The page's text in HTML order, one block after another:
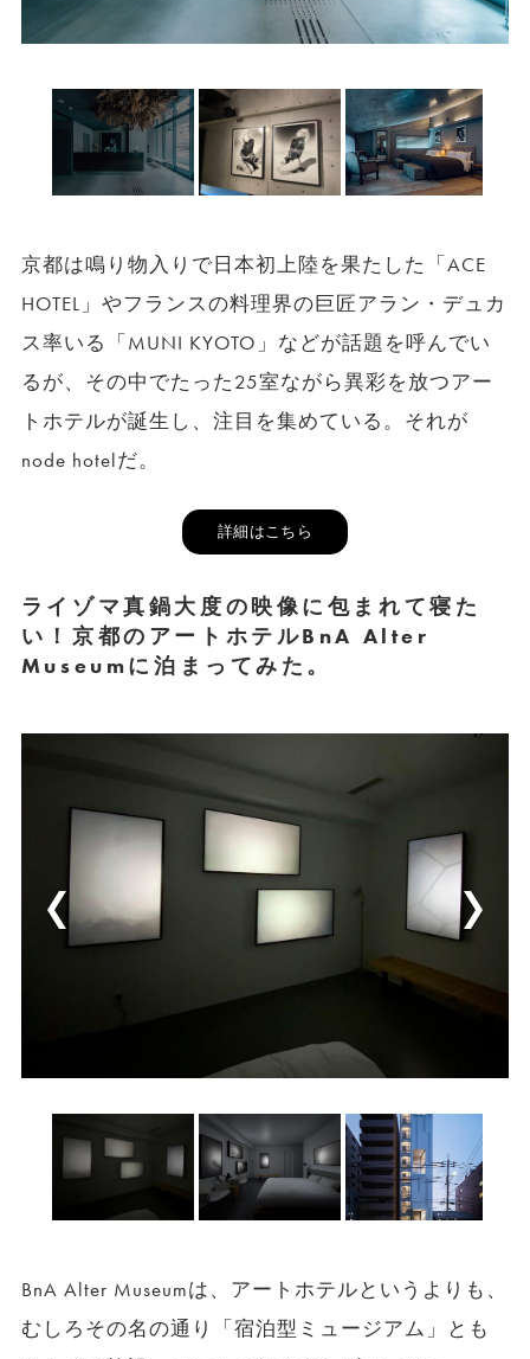
京都は鳴り物入りで日本初上陸を果たした「ACE
HOTEL」やフランスの料理界の巨匠アラン・デュカ
ス率いる「MUNI KYOTO」などが話題を呼んでい
るが、その中でたった25室ながら異彩を放つアー
トホテルが誕生し、注目を集めている。それが
node hotelだ。
詳細はこちら
ライゾマ真鍋大度の映像に包まれて寝た
い！京都のアートホテルBnA Alter
Museumに泊まってみた。
BnA Alter Museumは、アートホテルというよりも、
むしろその名の通り「宿泊型ミュージアム」とも